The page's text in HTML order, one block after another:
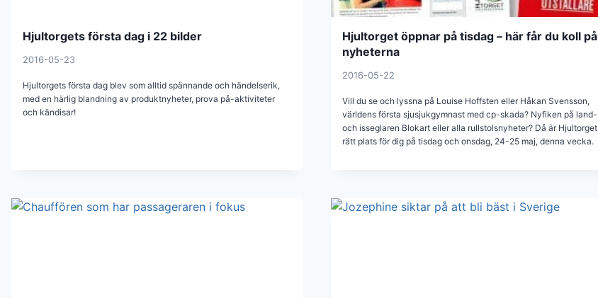
Hjultorgets första dag i 22 bilder
2016-05-23
Hjultorgets första dag blev som alltid spännande och händelserik,
med en härlig blandning av produktnyheter, prova på-aktiviteter
och kändisar!
Hjultorget öppnar på tisdag – här får du koll på
nyheterna
2016-05-22
Vill du se och lyssna på Louise Hoffsten eller Håkan Svensson,
världens första sjusjukgymnast med cp-skada? Nyfiken på land-
och isseglaren Blokart eller alla rullstolsnyheter? Då är Hjultorget
rätt plats för dig på tisdag och onsdag, 24-25 maj, denna vecka.